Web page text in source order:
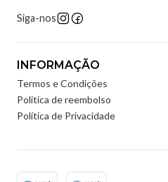
Siga-nos
INFORMAÇÃO
Termos e Condições
Politica de reembolso
Política de Privacidade